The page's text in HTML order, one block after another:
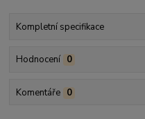
Kompletní specifikace
Hodnocení 0
Komentáře 0